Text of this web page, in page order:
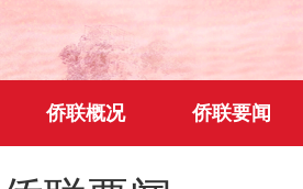
侨联概况 侨联要闻